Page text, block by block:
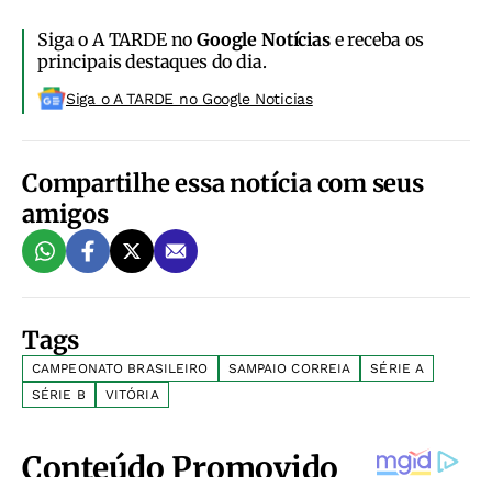
Siga o A TARDE noGoogle Notíciase receba os
principais destaques do dia.
Siga o A TARDE no Google Noticias
Compartilhe essa notícia com seus
amigos
Tags
CAMPEONATO BRASILEIRO SAMPAIO CORREIA
SÉRIE A
SÉRIE B
VITÓRIA